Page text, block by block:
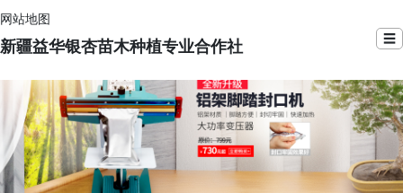
网站地图
新疆益华银杏苗木种植专业合作社 ☰